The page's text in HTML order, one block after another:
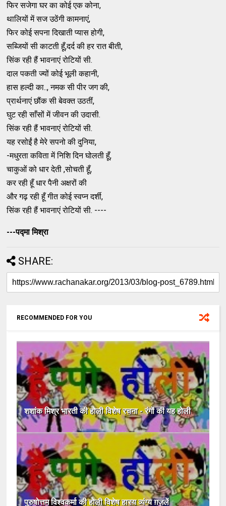
फिर सजेगा घर का कोई एक कोना,
थालियों में सज उठेंगी कामनाएं,
फिर कोई सपना दिखाती प्यास होगी,
सब्जियों सी काटती हूँ,दर्द की हर रात बीती,
सिंक रही हैं भावनाएं रोटियों सी.
दाल पकती ज्यों कोई भूली कहानी,
हास हल्दी का.., नमक सी पीर जग की,
प्रार्थनाएं छौंक सी बेवक्त उठतीं,
घुट रही साँसों में जीवन की उदासी.
सिंक रही हैं भावनाएं रोटियों सी.
यह रसोईं है मेरे सपनो की दुनिया,
-मधुरता कविता में निशि दिन घोलती हूँ,
चाकुओं को धार देती ,सोचती हूँ,
कर रही हूँ धार पैनी अक्षरों की
और गढ़ रही हूँ गीत कोई स्वप्न दर्शी,
सिंक रही हैं भावनाएं रोटियों सी. ----
---पद्मा मिश्रा
SHARE:
RECOMMENDED FOR YOU
शशांक मिश्र भारती की होली विशेष रचना - रंगों की यह होली
पुरुषोत्तम विश्वकर्मा की होली विशेष हास्य व्यंग्य ग़ज़लें